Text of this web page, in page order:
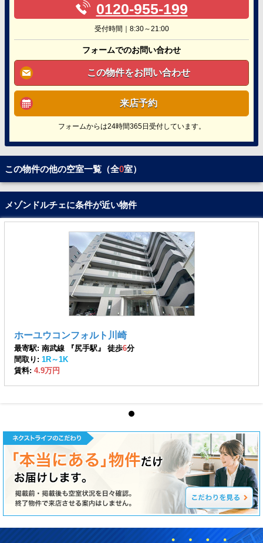
0120-955-199
受付時間｜8:30～21:00
フォームでのお問い合わせ
この物件をお問い合わせ
来店予約
フォームからは24時間365日受付しています。
この物件の他の空室一覧（全0室）
メゾンドルチェに条件が近い物件
ホーユウコンフォルト川崎
最寄駅: 南武線 『尻手駅』 徒歩6分
間取り: 1R～1K
賃料: 4.9万円